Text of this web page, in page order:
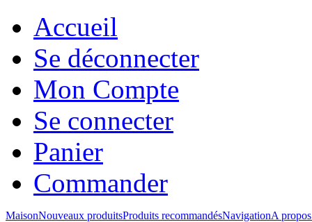
Accueil
Se déconnecter
Mon Compte
Se connecter
Panier
Commander
MaisonNouveaux produitsProduits recommandésNavigationA